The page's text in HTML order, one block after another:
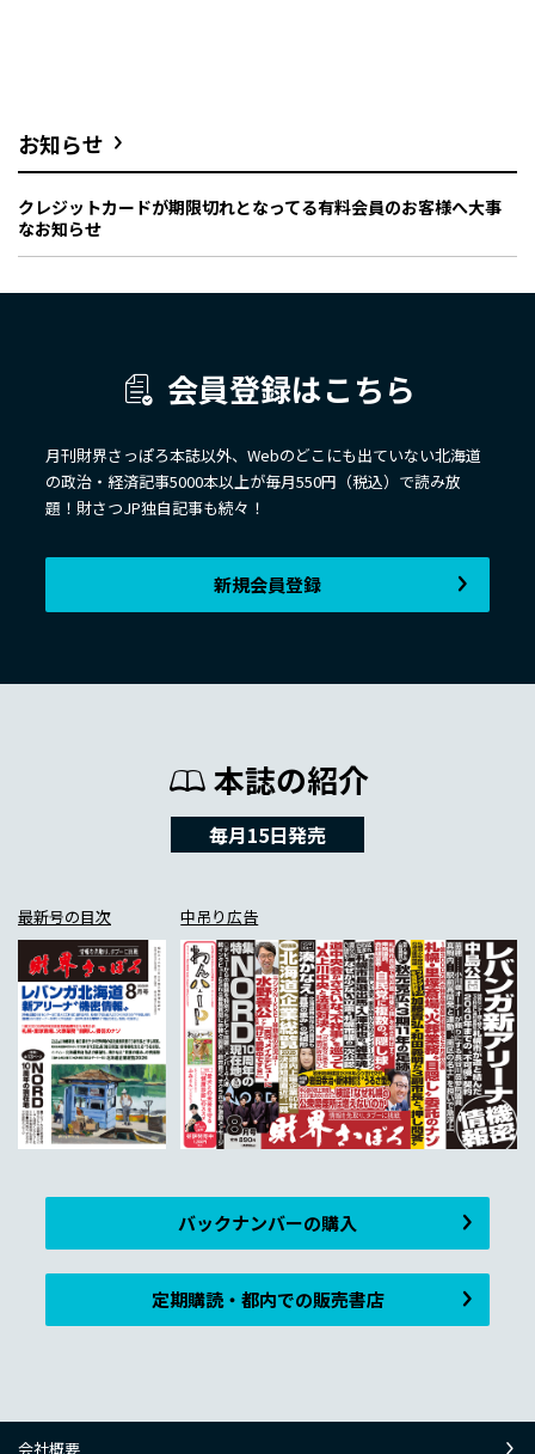
お知らせ
クレジットカードが期限切れとなってる有料会員のお客様へ大事
なお知らせ
会員登録はこちら
月刊財界さっぽろ本誌以外、Webのどこにも出ていない北海道
の政治・経済記事5000本以上が毎月550円（税込）で読み放
題！財さつJP独自記事も続々！
新規会員登録
本誌の紹介
毎月15日発売
最新号の目次 中吊り広告
バックナンバーの購入
定期購読・都内での販売書店
会社概要